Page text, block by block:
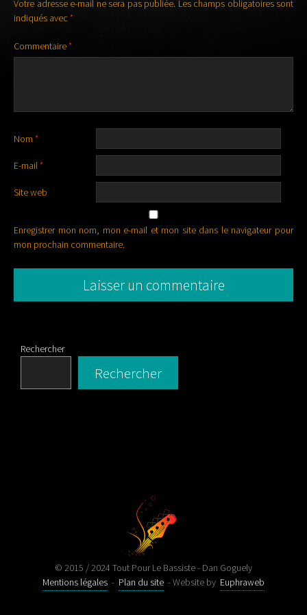
Votre adresse e-mail ne sera pas publiée. Les champs obligatoires sont
indiqués avec*
Commentaire*
Nom *
E-mail*
Site web
Enregistrer mon nom, mon e-mail et mon site dans le navigateur pour
mon prochain commentaire.
Rechercher
Rechercher
© 2015 / 2024 Tout Pour Le Bassiste - Dan Goguely
Mentions légales - Plan du site - Website by Euphraweb